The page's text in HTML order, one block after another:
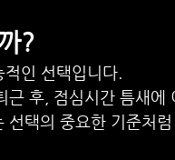
?
인 선택입니다.
후, 점심시간 틈새에
택의 중요한 기준처럼